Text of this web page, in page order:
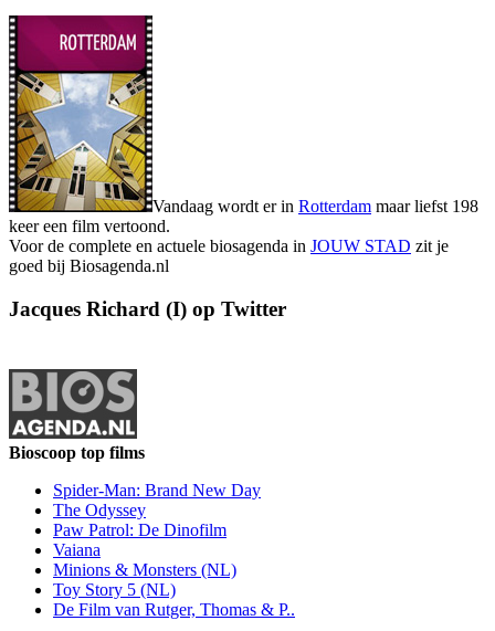
Vandaag wordt er in Rotterdam maar liefst 198
keer een film vertoond.
Voor de complete en actuele biosagenda in JOUW STAD zit je
goed bij Biosagenda.nl
Jacques Richard (I) op Twitter
Bioscoop top films
Spider-Man: Brand New Day
The Odyssey
Paw Patrol: De Dinofilm
Vaiana
Minions & Monsters (NL)
Toy Story 5 (NL)
De Film van Rutger, Thomas & P..